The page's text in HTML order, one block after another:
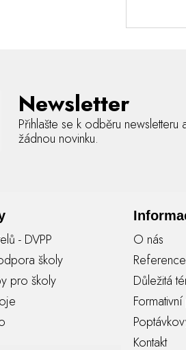
Newsletter
Přihlašte se k odběru
žádnou novinku.
- DVPP
školy
pro školy
O nás
Reference
Důležitá
Kontakt